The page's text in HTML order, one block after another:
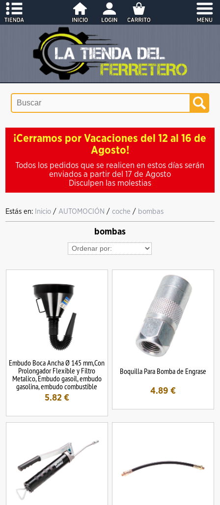
¡Cerramos por Vacaciones del 12 al 16 de
Agosto!
Todos los pedidos que se realicen en estos días serán
enviados a partir del 17 de Agosto
Disculpen las molestias
Estás en: Inicio / AUTOMOCIÓN /coche / bombas
bombas
Embudo Boca Ancha Ø 145 mm,Con
Prolongador Flexible y Filtro
Metalico, Embudo gasoil, embudo
gasolina, embudo combustible
5.82 €
Boquilla Para Bomba de Engrase
4.89 €